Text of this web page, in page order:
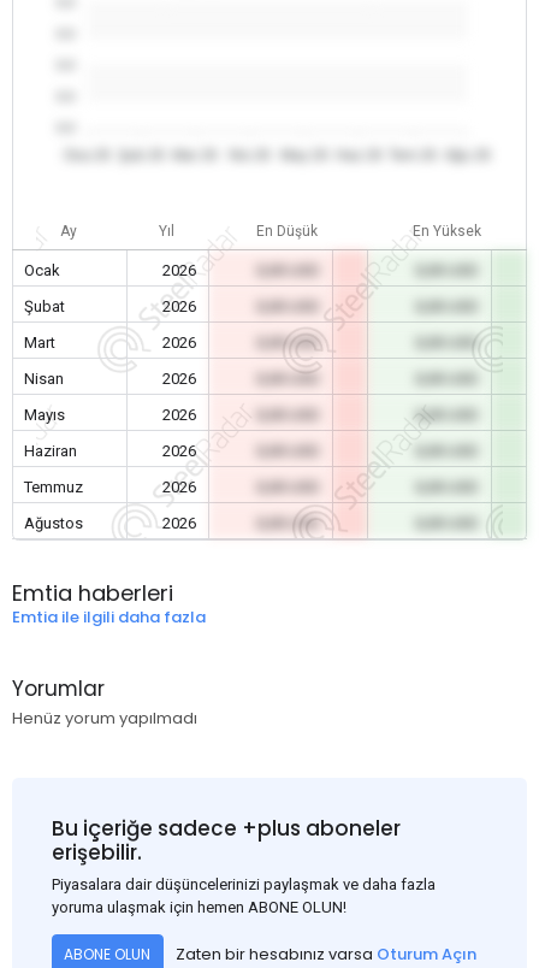
Ay Yıl En Düşük En Yüksek
Ocak 2026
Şubat
2026
Mart
2026 0,00 USD
0,00 USD
Nisan
2026
Mayıs
2026
0,00 USD
Haziran
2026
Temmuz
2026
Ağustos
2026 0,00 USD
Emtia haberleri
Emtia ile ilgili daha fazla
Yorumlar
Henüz yorum yapılmadı
Bu içeriğe sadece +plus aboneler
erişebilir.
Piyasalara dair düşüncelerinizi paylaşmak ve daha fazla
yoruma ulaşmak için hemen ABONE OLUN!
ABONE OLUN Zaten bir hesabınız varsa Oturum Açın